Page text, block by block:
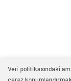
0
0
0
0
0
Veri politikasındaki